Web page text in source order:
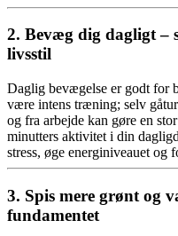
2. Bevæg dig dagligt –
livsstil
Daglig bevægelse er godt for
være intens træning; selv
og fra arbejde kan gøre en
minutters aktivitet i din
stress, øge energiniveauet og
3. Spis mere grønt og
fundamentet